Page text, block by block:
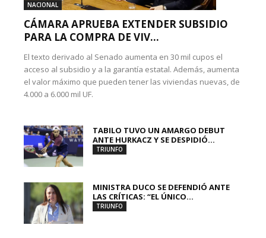
NACIONAL
CÁMARA APRUEBA EXTENDER SUBSIDIO
PARA LA COMPRA DE VIV...
El texto derivado al Senado aumenta en 30 mil cupos el
acceso al subsidio y a la garantía estatal. Además, aumenta
el valor máximo que pueden tener las viviendas nuevas, de
4.000 a 6.000 mil UF.
TABILO TUVO UN AMARGO DEBUT
ANTE HURKACZ Y SE DESPIDIÓ...
TRIUNFO
MINISTRA DUCO SE DEFENDIÓ ANTE
LAS CRÍTICAS: “EL ÚNICO...
TRIUNFO